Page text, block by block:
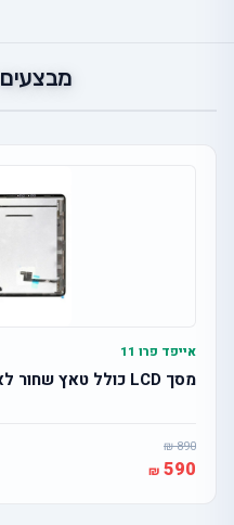
מבצעים
אייפד פרו 11
מסך LCD כולל טאץ שחור לאייפד פרו 11 2018 & 2020
890
590